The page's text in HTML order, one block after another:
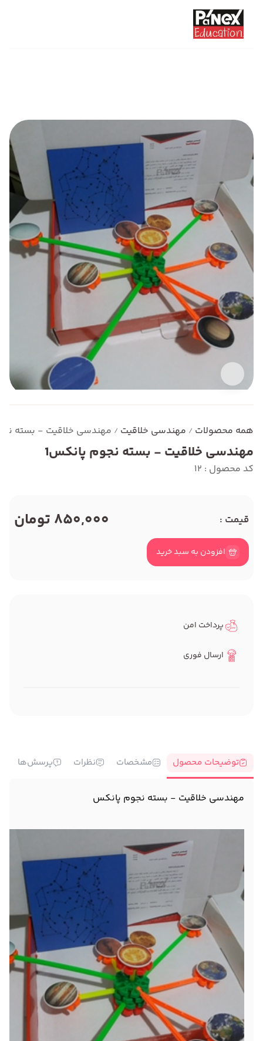
همه محصولات / مهندسی خلاقیت / مهندسی خلاقیت - بسته
مهندسی خلاقیت - بسته نجوم پانکس1
کد محصول : 12
قیمت : 850,000 تومان
افزودن به سبد خرید
پرداخت امن
ارسال فوری
توضیحات محصول مشخصات نظرات پرسش‌ها
مهندسی خلاقیت - بسته نجوم پانکس